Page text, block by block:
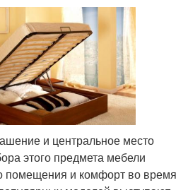
и центральное место
этого предмета мебели
помещения и комфорт во время